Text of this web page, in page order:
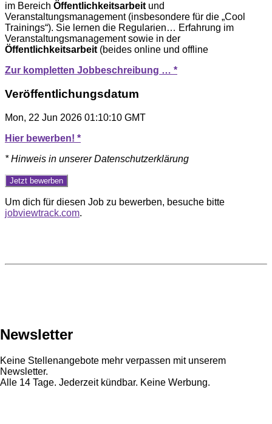
im Bereich Öffentlichkeitsarbeit und
Veranstaltungsmanagement (insbesondere für die „Cool
Trainings“). Sie lernen die Regularien… Erfahrung im
Veranstaltungsmanagement sowie in der
Öffentlichkeitsarbeit (beides online und offline
Zur kompletten Jobbeschreibung … *
Veröffentlichungsdatum
Mon, 22 Jun 2026 01:10:10 GMT
Hier bewerben! *
* Hinweis in unserer Datenschutzerklärung
Um dich für diesen Job zu bewerben, besuche bitte
jobviewtrack.com.
Newsletter
Keine Stellenangebote mehr verpassen mit unserem
Newsletter.
Alle 14 Tage. Jederzeit kündbar. Keine Werbung.